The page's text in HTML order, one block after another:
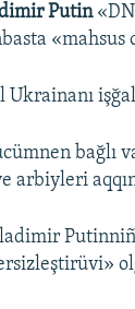
Putin
Ukrainanı
bağlı
arbiyleri